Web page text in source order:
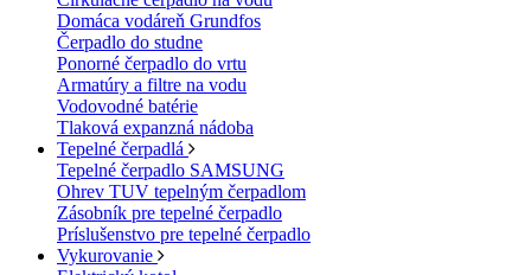
Domáca vodáreň Grundfos
Čerpadlo do studne
Ponorné čerpadlo do vrtu
Armatúry a filtre na vodu
Vodovodné batérie
Tlaková expanzná nádoba
Tepelné čerpadlá
Tepelné čerpadlo SAMSUNG
Ohrev TUV tepelným čerpadlom
Zásobník pre tepelné čerpadlo
Príslušenstvo pre tepelné čerpadlo
Vykurovanie